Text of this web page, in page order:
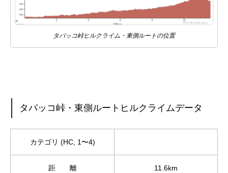
タバッコ峠ヒルクライム・東側ルートの位置
タバッコ峠・東側ルートヒルクライムデータ
カテゴリ (HC, 1〜4)
距 離 11.6km